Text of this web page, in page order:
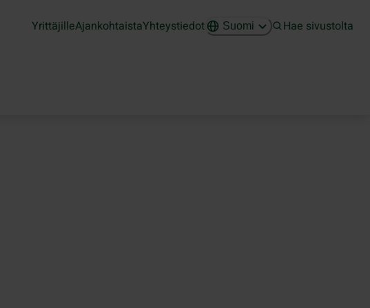
YrittäjilleAjankohtaistaYhteystiedot Suomi Hae sivustolta